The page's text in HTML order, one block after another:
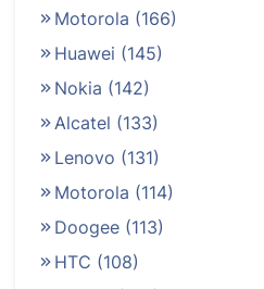
Motorola (166)
Huawei (145)
Nokia (142)
Alcatel (133)
Lenovo (131)
Motorola (114)
Doogee (113)
HTC (108)